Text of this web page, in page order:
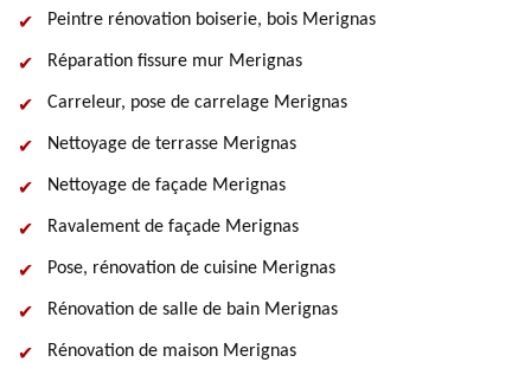
Peintre rénovation boiserie, bois Merignas
Réparation fissure mur Merignas
Carreleur, pose de carrelage Merignas
Nettoyage de terrasse Merignas
Nettoyage de façade Merignas
Ravalement de façade Merignas
Pose, rénovation de cuisine Merignas
Rénovation de salle de bain Merignas
Rénovation de maison Merignas